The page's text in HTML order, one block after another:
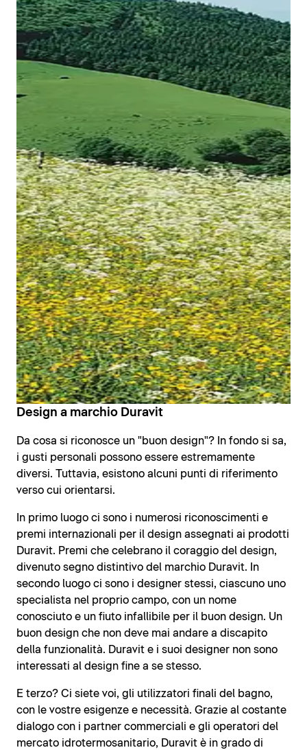
Design a marchio Duravit
Da cosa si riconosce un "buon design"? In fondo si sa,
i gusti personali possono essere estremamente
diversi. Tuttavia, esistono alcuni punti di riferimento
verso cui orientarsi.
In primo luogo ci sono i numerosi riconoscimenti e
premi internazionali per il design assegnati ai prodotti
Duravit. Premi che celebrano il coraggio del design,
divenuto segno distintivo del marchio Duravit. In
secondo luogo ci sono i designer stessi, ciascuno uno
specialista nel proprio campo, con un nome
conosciuto e un fiuto infallibile per il buon design. Un
buon design che non deve mai andare a discapito
della funzionalità. Duravit e i suoi designer non sono
interessati al design fine a se stesso.
E terzo? Ci siete voi, gli utilizzatori finali del bagno,
con le vostre esigenze e necessità. Grazie al costante
dialogo con i partner commerciali e gli operatori del
mercato idrotermosanitario, Duravit è in grado di